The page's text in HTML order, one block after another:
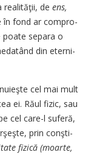
realităţii, de ens,
în fond ar com­­pro­
se­pa­­ra o
din eterni­
cel mai mult
ei. Răul fi­zic, sau
cel care-l su­feră,
prin con­şti­
fizică (moarte,